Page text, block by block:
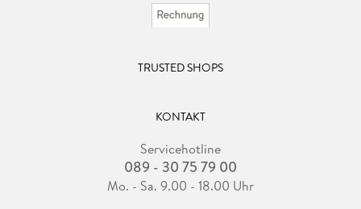
TRUSTED SHOPS
KONTAKT
Servicehotline
089 - 30 75 79 00
Mo. - Sa. 9.00 - 18.00 Uhr